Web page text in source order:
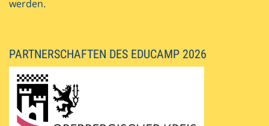
werden.
PARTNERSCHAFTEN DES EDUCAMP 2026